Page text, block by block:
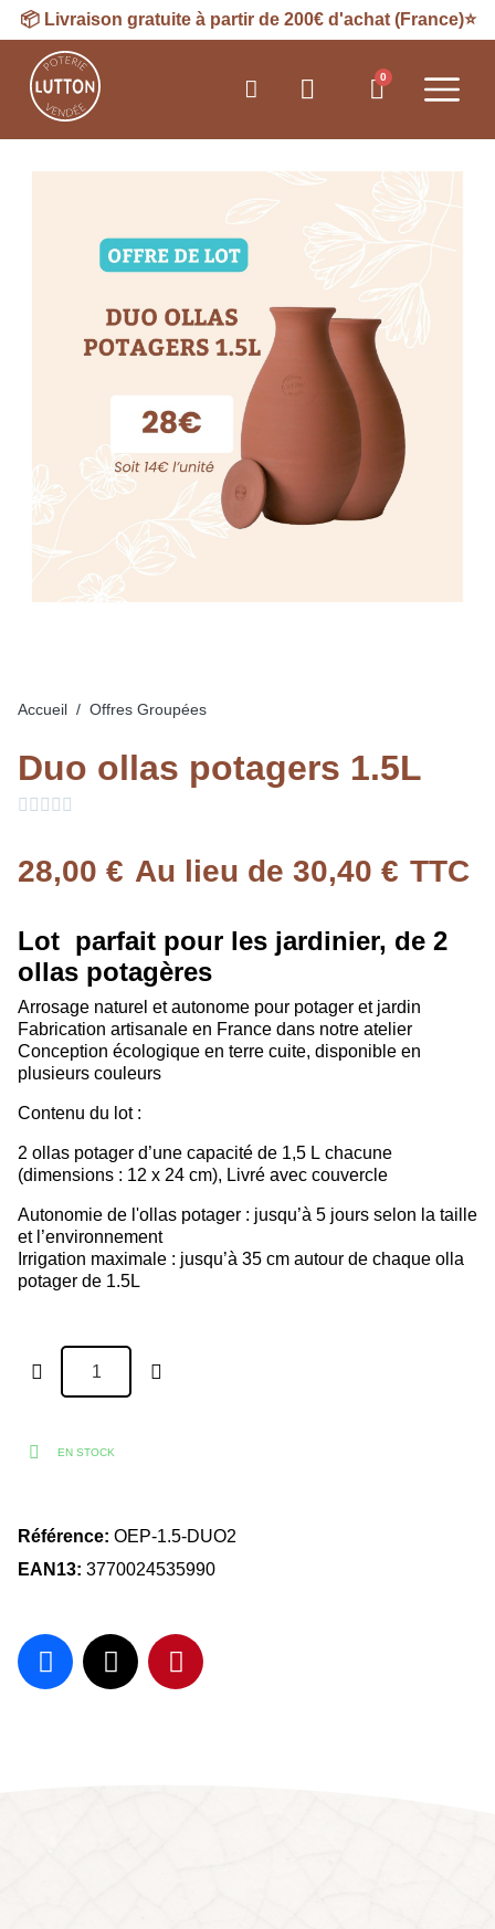
📦 Livraison gratuite à partir de 200€ d'achat (France)⭐
Accueil Offres Groupées
Duo ollas potagers 1.5L
    
28,00 € Au lieu de 30,40 € TTC
Lot parfait pour les jardinier, de 2
ollas potagères
Arrosage naturel et autonome pour potager et jardin
Fabrication artisanale en France dans notre atelier
Conception écologique en terre cuite, disponible en
plusieurs couleurs
Contenu du lot :
2 ollas potager d’une capacité de 1,5 L chacune
(dimensions : 12 x 24 cm), Livré avec couvercle
Autonomie de l'ollas potager : jusqu’à 5 jours selon la taille
et l’environnement
Irrigation maximale : jusqu’à 35 cm autour de chaque olla
potager de 1.5L
EN STOCK
Référence OEP-1.5-DUO2
EAN13 3770024535990